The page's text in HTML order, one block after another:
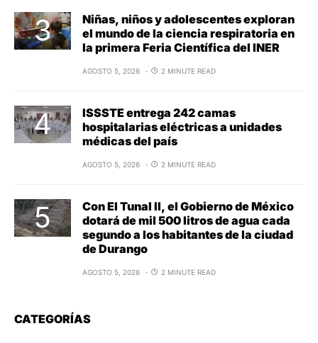
Niñas, niños y adolescentes exploran
el mundo de la ciencia respiratoria en
la primera Feria Científica del INER
AGOSTO 5, 2026 2 MINUTE READ
ISSSTE entrega 242 camas
hospitalarias eléctricas a unidades
médicas del país
AGOSTO 5, 2026 2 MINUTE READ
Con El Tunal II, el Gobierno de México
dotará de mil 500 litros de agua cada
segundo a los habitantes de la ciudad
de Durango
AGOSTO 5, 2026 2 MINUTE READ
CATEGORÍAS